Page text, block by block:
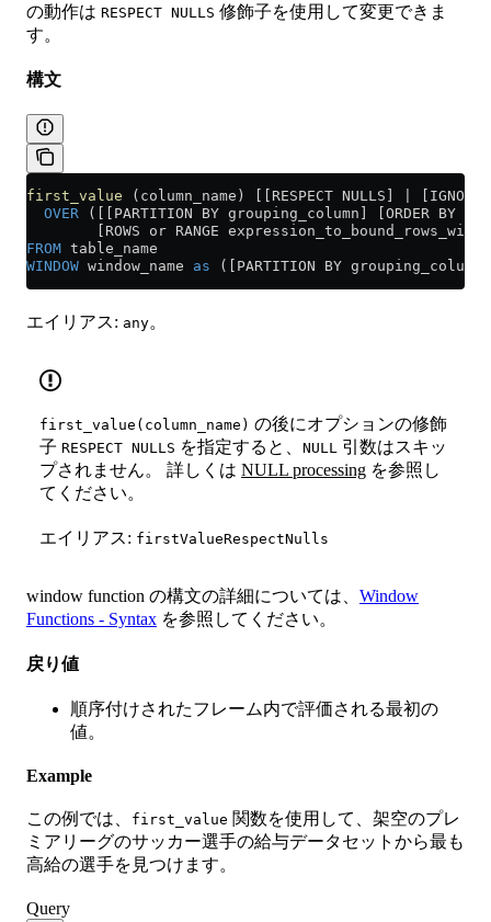
の動作は RESPECT NULLS 修飾子を使用して変更できま
す。
構文
first_value (column_name) [[RESPECT NULLS] | [IGNORE
  OVER
([[PARTITION BY grouping_column] [ORDER BY
[ROWS or RANGE
FROM table_name
WINDOW window_name as ([PARTITION BY
エイリアス: any。
first_value(column_name) の後にオプションの修飾
子 RESPECT NULLS を指定すると、 NULL 引数はスキッ
プされません。 詳しくは NULL processing を参照し
てください。
エイリアス: firstValueRespectNulls
window function の構文の詳細については、 Window
Functions - Syntax を参照してください。
戻り値
順序付けされたフレーム内で評価される最初の
値。
Example
この例では、 first_value 関数を使用して、架空のプレ
ミアリーグのサッカー選手の給与データセットから最も
高給の選手を見つけます。
Query